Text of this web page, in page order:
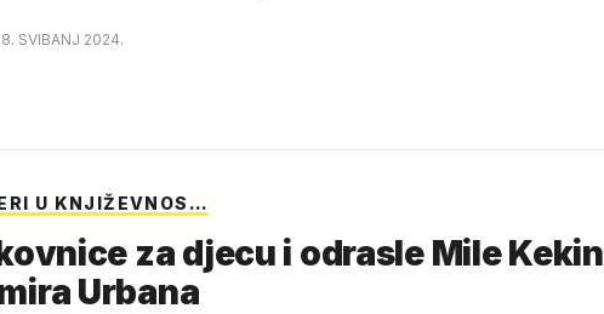
SVIBANJ 2024.
U KNJIŽEVNOS…
za djecu i odrasle Mile
Urbana